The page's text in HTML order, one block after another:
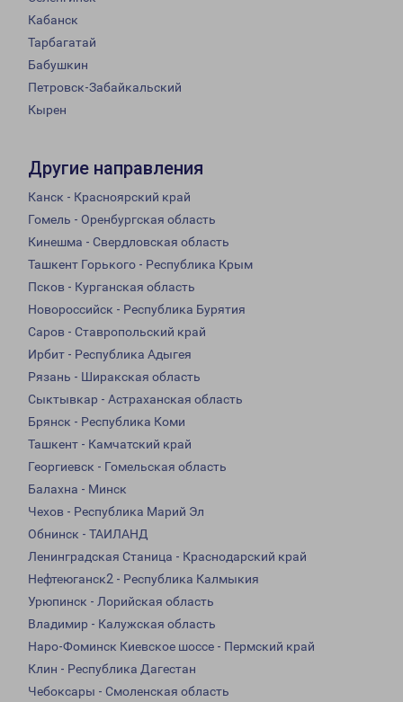
Кабанск
Тарбагатай
Бабушкин
Петровск-Забайкальский
Кырен
Другие направления
Канск - Красноярский край
Гомель - Оренбургская область
Кинешма - Свердловская область
Ташкент Горького - Республика Крым
Псков - Курганская область
Новороссийск - Республика Бурятия
Саров - Ставропольский край
Ирбит - Республика Адыгея
Рязань - Ширакская область
Сыктывкар - Астраханская область
Брянск - Республика Коми
Ташкент - Камчатский край
Георгиевск - Гомельская область
Балахна - Минск
Чехов - Республика Марий Эл
Обнинск - ТАИЛАНД
Ленинградская Станица - Краснодарский край
Нефтеюганск2 - Республика Калмыкия
Урюпинск - Лорийская область
Владимир - Калужская область
Наро-Фоминск Киевское шоссе - Пермский край
Клин - Республика Дагестан
Чебоксары - Смоленская область